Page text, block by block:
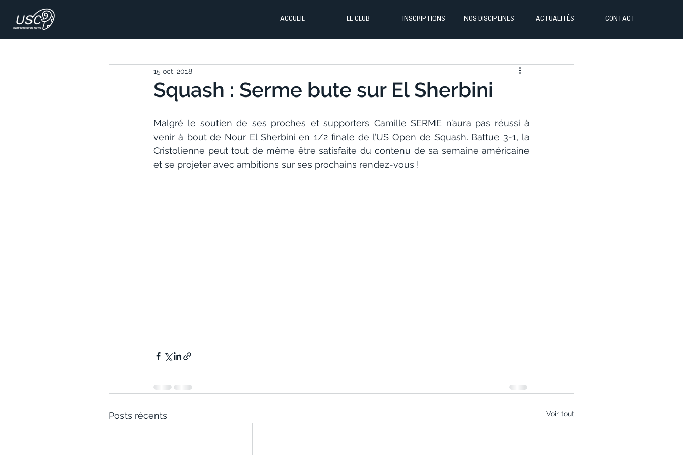
ACCUEIL LE CLUB INSCRIPTIONS NOS DISCIPLINES ACTUALITÉS CONTACT
Squash : Serme bute sur El Sherbini
15 oct. 2018
Malgré le soutien de ses proches et supporters Camille SERME n’aura pas réussi à
venir à bout de Nour El Sherbini en 1/2 finale de l’US Open de Squash. Battue 3-1, la
Cristolienne peut tout de même être satisfaite du contenu de sa semaine américaine
et se projeter avec ambitions sur ses prochains rendez-vous !
Posts récents Voir tout